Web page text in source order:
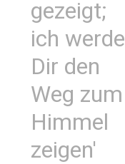
gezeigt;
ich werde
Dir den
Weg zum
Himmel
zeigen'